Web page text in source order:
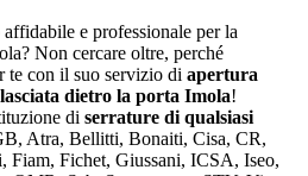
e professionale per la
Non cercare oltre, perché
te con il suo servizio di apertura
dietro la porta Imola!
di serrature di qualsiasi
Atra, Bellitti, Bonaiti, Cisa, CR,
Fiam, Fichet, Giussani, ICSA, Iseo,